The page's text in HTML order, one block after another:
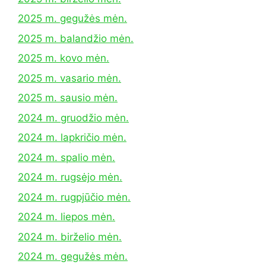
2025 m. gegužės mėn.
2025 m. balandžio mėn.
2025 m. kovo mėn.
2025 m. vasario mėn.
2025 m. sausio mėn.
2024 m. gruodžio mėn.
2024 m. lapkričio mėn.
2024 m. spalio mėn.
2024 m. rugsėjo mėn.
2024 m. rugpjūčio mėn.
2024 m. liepos mėn.
2024 m. birželio mėn.
2024 m. gegužės mėn.